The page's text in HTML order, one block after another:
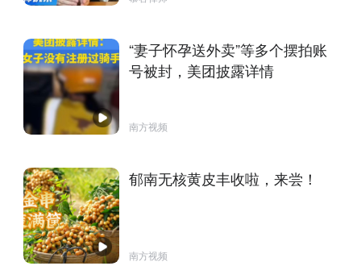
“妻子怀孕送外卖”等多个摆拍账
号被封，美团披露详情
南方视频
郁南无核黄皮丰收啦，来尝！
南方视频